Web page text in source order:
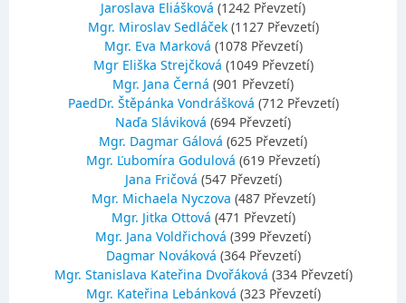
Jaroslava Eliášková (1242 Převzetí)
Mgr. Miroslav Sedláček (1127 Převzetí)
Mgr. Eva Marková (1078 Převzetí)
Mgr Eliška Strejčková (1049 Převzetí)
Mgr. Jana Černá (901 Převzetí)
PaedDr. Štěpánka Vondrášková (712 Převzetí)
Naďa Sláviková (694 Převzetí)
Mgr. Dagmar Gálová (625 Převzetí)
Mgr. Ľubomíra Godulová (619 Převzetí)
Jana Fričová (547 Převzetí)
Mgr. Michaela Nyczova (487 Převzetí)
Mgr. Jitka Ottová (471 Převzetí)
Mgr. Jana Voldřichová (399 Převzetí)
Dagmar Nováková (364 Převzetí)
Mgr. Stanislava Kateřina Dvořáková (334 Převzetí)
Mgr. Kateřina Lebánková (323 Převzetí)